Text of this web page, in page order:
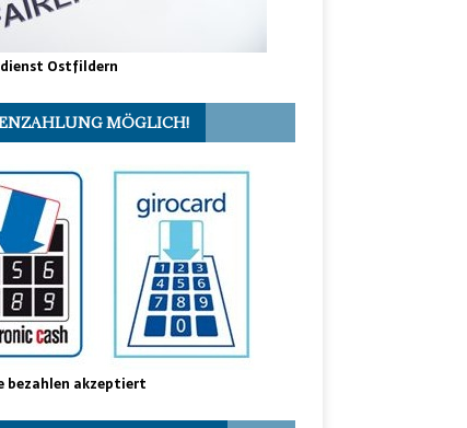
Ostfildern
MÖGLICH!
bezahlen akzeptiert